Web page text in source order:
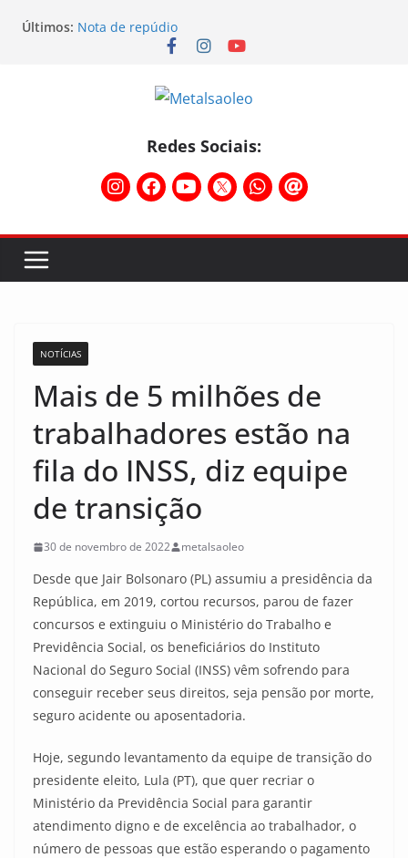
Últimos: Nota de repúdio
Conselho Diretivo da CNM/CUT debate indústria e
Physioclinic: parceira do Sindicato
Assembleia na Taurus – Campanha salarial
Assembleia na Taurus fortalece campanha
salarial e mostra a força da categoria que exige
reajuste
Redes Sociais:
NOTÍCIAS
Mais de 5 milhões de
trabalhadores estão na
fila do INSS, diz equipe
de transição
30 de novembro de 2022 metalsaoleo
Desde que Jair Bolsonaro (PL) assumiu a presidência da
República, em 2019, cortou recursos, parou de fazer
concursos e extinguiu o Ministério do Trabalho e
Previdência Social, os beneficiários do Instituto
Nacional do Seguro Social (INSS) vêm sofrendo para
conseguir receber seus direitos, seja pensão por morte,
seguro acidente ou aposentadoria.
Hoje, segundo levantamento da equipe de transição do
presidente eleito, Lula (PT), que quer recriar o
Ministério da Previdência Social para garantir
atendimento digno e de excelência ao trabalhador, o
número de pessoas que estão esperando o pagamento